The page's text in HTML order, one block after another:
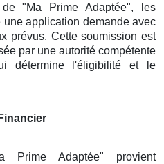
"Ma Prime Adaptée", les
application demande avec
prévus. Cette soumission est
par une autorité compétente
détermine l'éligibilité et le
Prime Adaptée" provient